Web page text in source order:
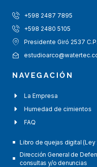
+598 2487 7895
+598 2480 5105
Presidente Giró 2537
NAVEGACIÓN
La Empresa
Humedad de cimientos
FAQ
Libro de quejas digital (Ley
Dirección General de
consultas y/o denuncias